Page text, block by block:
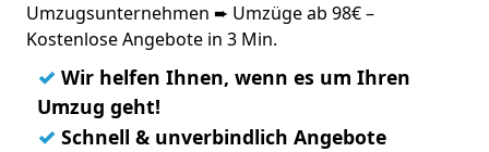
Umzugsunternehmen ➨ Umzüge ab 98€ –
Kostenlose Angebote in 3 Min.
✓ Wir helfen Ihnen, wenn es um Ihren
Umzug geht!
✓ Schnell & unverbindlich Angebote